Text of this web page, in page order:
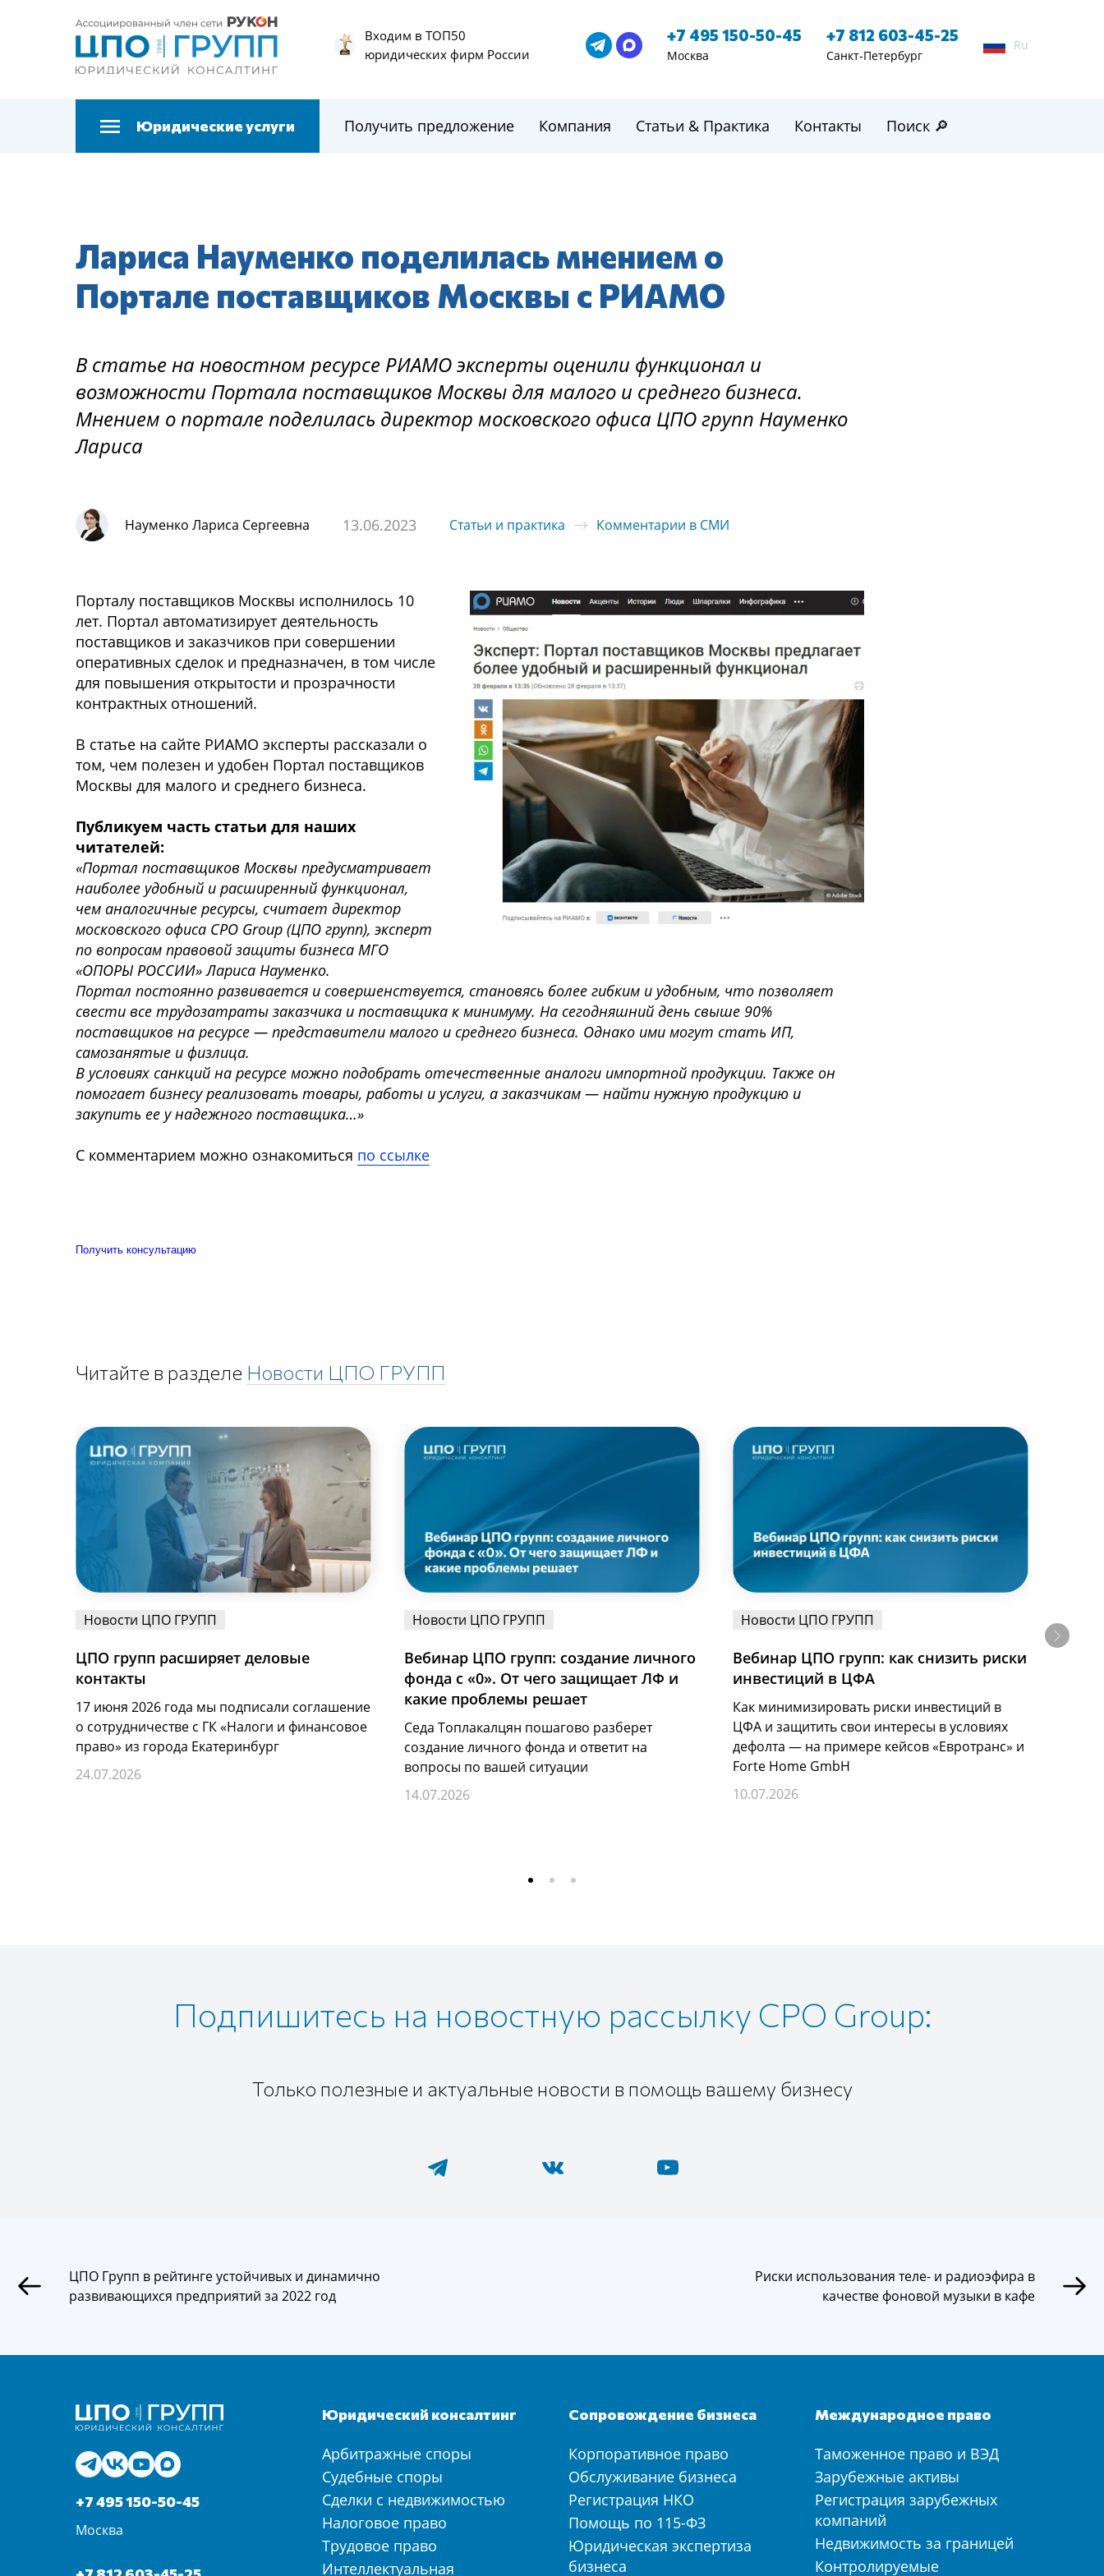
Входим в ТОП50
юридических фирм России
+7 495 150-50-45
Москва
+7 812 603-45-25
Санкт-Петербург
Ru
Юридические услуги Получить предложение Компания Статьи & Практика Контакты Поиск 🔎
Лариса Науменко поделилась мнением о
Портале поставщиков Москвы с РИАМО
В статье на новостном ресурсе РИАМО эксперты оценили функционал и
возможности Портала поставщиков Москвы для малого и среднего бизнеса.
Мнением о портале поделилась директор московского офиса ЦПО групп Науменко
Лариса
Науменко Лариса Сергеевна 13.06.2023 Статьи и практика Комментарии в СМИ
Порталу поставщиков Москвы исполнилось 10
лет. Портал автоматизирует деятельность
поставщиков и заказчиков при совершении
оперативных сделок и предназначен, в том числе
для повышения открытости и прозрачности
контрактных отношений.
В статье на сайте РИАМО эксперты рассказали о
том, чем полезен и удобен Портал поставщиков
Москвы для малого и среднего бизнеса.
Публикуем часть статьи для наших
читателей:
«Портал поставщиков Москвы предусматривает
наиболее удобный и расширенный функционал,
чем аналогичные ресурсы, считает директор
московского офиса CPO Group (ЦПО групп), эксперт
по вопросам правовой защиты бизнеса МГО
«ОПОРЫ РОССИИ» Лариса Науменко.
Портал постоянно развивается и совершенствуется, становясь более гибким и удобным, что позволяет
свести все трудозатраты заказчика и поставщика к минимуму. На сегодняшний день свыше 90%
поставщиков на ресурсе — представители малого и среднего бизнеса. Однако ими могут стать ИП,
самозанятые и физлица.
В условиях санкций на ресурсе можно подобрать отечественные аналоги импортной продукции. Также он
помогает бизнесу реализовать товары, работы и услуги, а заказчикам — найти нужную продукцию и
закупить ее у надежного поставщика…»
С комментарием можно ознакомиться по ссылке
Получить консультацию
Читайте в разделе Новости ЦПО ГРУПП
Новости ЦПО ГРУПП
ЦПО групп расширяет деловые
контакты
17 июня 2026 года мы подписали соглашение
о сотрудничестве с ГК «Налоги и финансовое
право» из города Екатеринбург
24.07.2026
Новости ЦПО ГРУПП
Вебинар ЦПО групп: создание личного
фонда с «0». От чего защищает ЛФ и
какие проблемы решает
Седа Топлакалцян пошагово разберет
создание личного фонда и ответит на
вопросы по вашей ситуации
14.07.2026
Новости ЦПО ГРУПП
Вебинар ЦПО групп: как снизить риски
инвестиций в ЦФА
Как минимизировать риски инвестиций в
ЦФА и защитить свои интересы в условиях
дефолта — на примере кейсов «Евротранс» и
Forte Home GmbH
10.07.2026
Подпишитесь на новостную рассылку CPO Group:
Только полезные и актуальные новости в помощь вашему бизнесу
ЦПО Групп в рейтинге устойчивых и динамично
развивающихся предприятий за 2022 год
Риски использования теле- и радиоэфира в
качестве фоновой музыки в кафе
+7 495 150-50-45
Москва
Юридический консалтинг
Арбитражные споры
Судебные споры
Сделки с недвижимостью
Налоговое право
Трудовое право
Интеллектуальная
Сопровождение бизнеса
Корпоративное право
Обслуживание бизнеса
Регистрация НКО
Помощь по 115-ФЗ
Юридическая экспертиза
бизнеса
Международное право
Таможенное право и ВЭД
Зарубежные активы
Регистрация зарубежных
компаний
Недвижимость за границей
Контролируемые